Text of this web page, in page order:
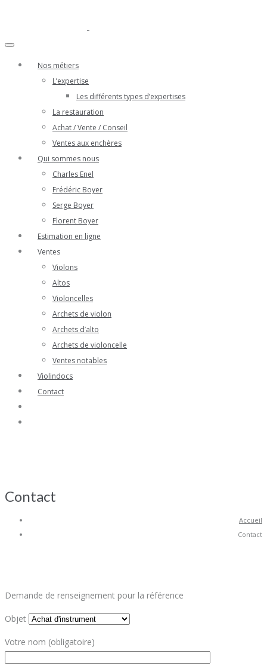
Nos métiers
L’expertise
Les différents types d’expertises
La restauration
Achat / Vente / Conseil
Ventes aux enchères
Qui sommes nous
Charles Enel
Frédéric Boyer
Serge Boyer
Florent Boyer
Estimation en ligne
Ventes
Violons
Altos
Violoncelles
Archets de violon
Archets d’alto
Archets de violoncelle
Ventes notables
Violindocs
Contact
Contact
Accueil
Contact
Demande de renseignement pour la référence
Objet
Votre nom (obligatoire)